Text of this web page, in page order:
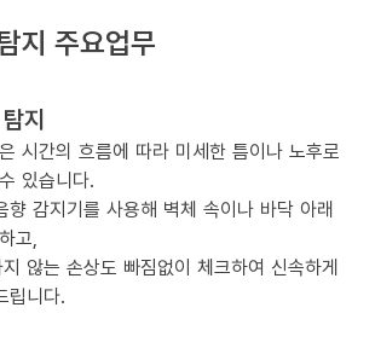
지 주요업무
지
시간의 흐름에 따라 미세한 틈이나 노후로
있습니다.
향 감지기를 사용해 벽체 속이나 바닥 아래
고,
않는 손상도 빠짐없이 체크하여 신속하게
립니다.